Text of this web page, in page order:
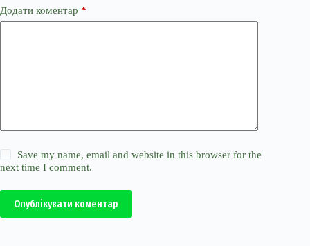
Додати коментар *
Save my name, email and website in this browser for the
next time I comment.
Опублікувати коментар